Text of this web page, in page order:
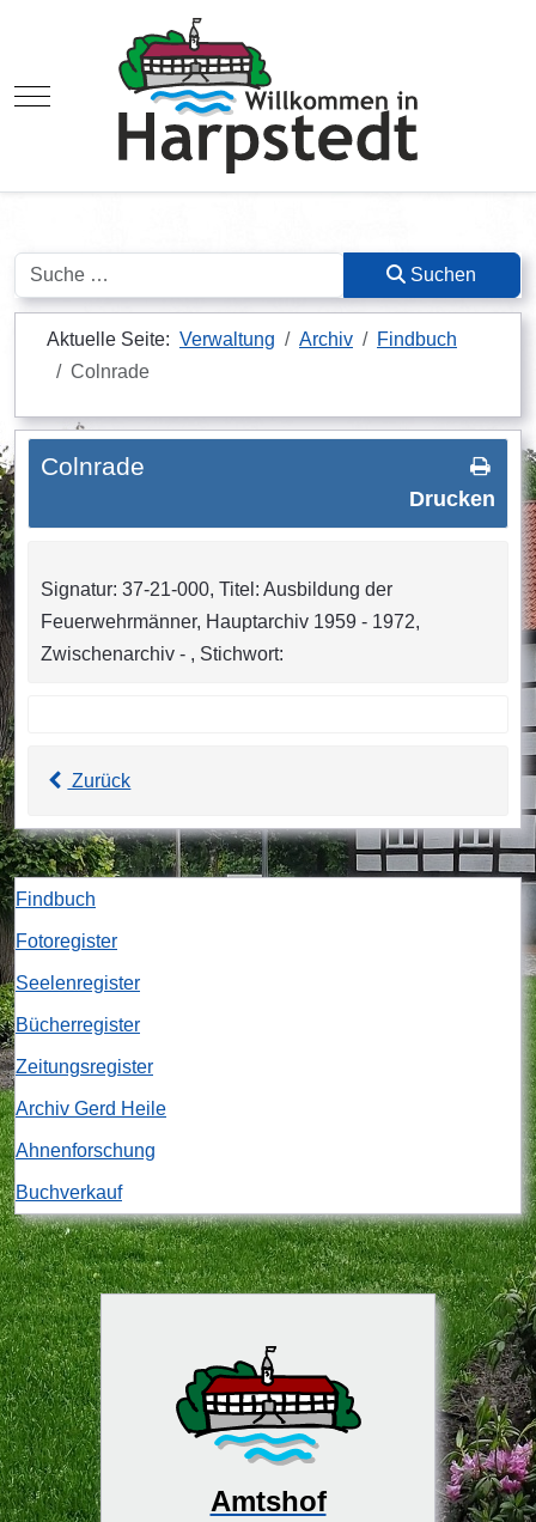
Mobile Menu Toggle
Suchen Suchen
Aktuelle Seite: Verwaltung Archiv
Findbuch
Colnrade
Drucken
Colnrade
Signatur: 37-21-000, Titel: Ausbildung der
Feuerwehrmänner, Hauptarchiv 1959 - 1972,
Zwischenarchiv - , Stichwort:
Zurück
Findbuch
Fotoregister
Seelenregister
Bücherregister
Zeitungsregister
Archiv Gerd Heile
Ahnenforschung
Buchverkauf
Amtshof